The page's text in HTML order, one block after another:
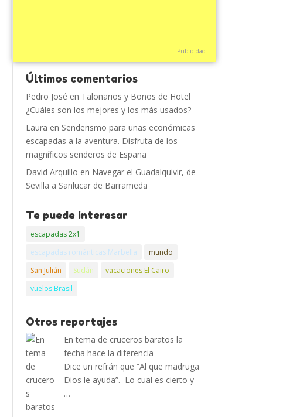
Publicidad
Últimos comentarios
Pedro José en Talonarios y Bonos de Hotel
¿Cuáles son los mejores y los más usados?
Laura en Senderismo para unas económicas
escapadas a la aventura. Disfruta de los
magníficos senderos de España
David Arquillo en Navegar el Guadalquivir, de
Sevilla a Sanlucar de Barrameda
Te puede interesar
escapadas 2x1
escapadas románticas Marbella
mundo
San Julián
Sudán
vacaciones El Cairo
vuelos Brasil
Otros reportajes
En tema de cruceros baratos la
fecha hace la diferencia
Dice un refrán que “Al que madruga
Dios le ayuda”. Lo cual es cierto y
…